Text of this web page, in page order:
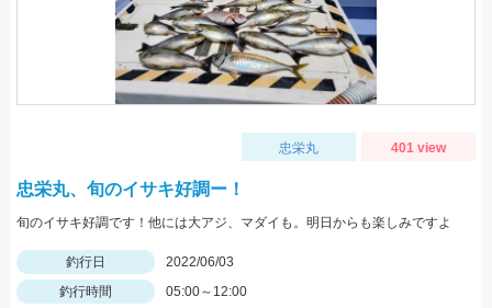
忠栄丸 401 view
忠栄丸、旬のイサキ好調ー！
旬のイサキ好調です！他には大アジ、マダイも。明日からも楽しみですよ
釣行日
2022/06/03
釣行時間
05:00～12:00